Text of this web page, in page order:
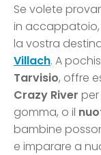
Se volete
in accappatoio,
la vostra
Villach. A
Tarvisio, offre
Crazy River
gomma, o il
bambine
e imparare a